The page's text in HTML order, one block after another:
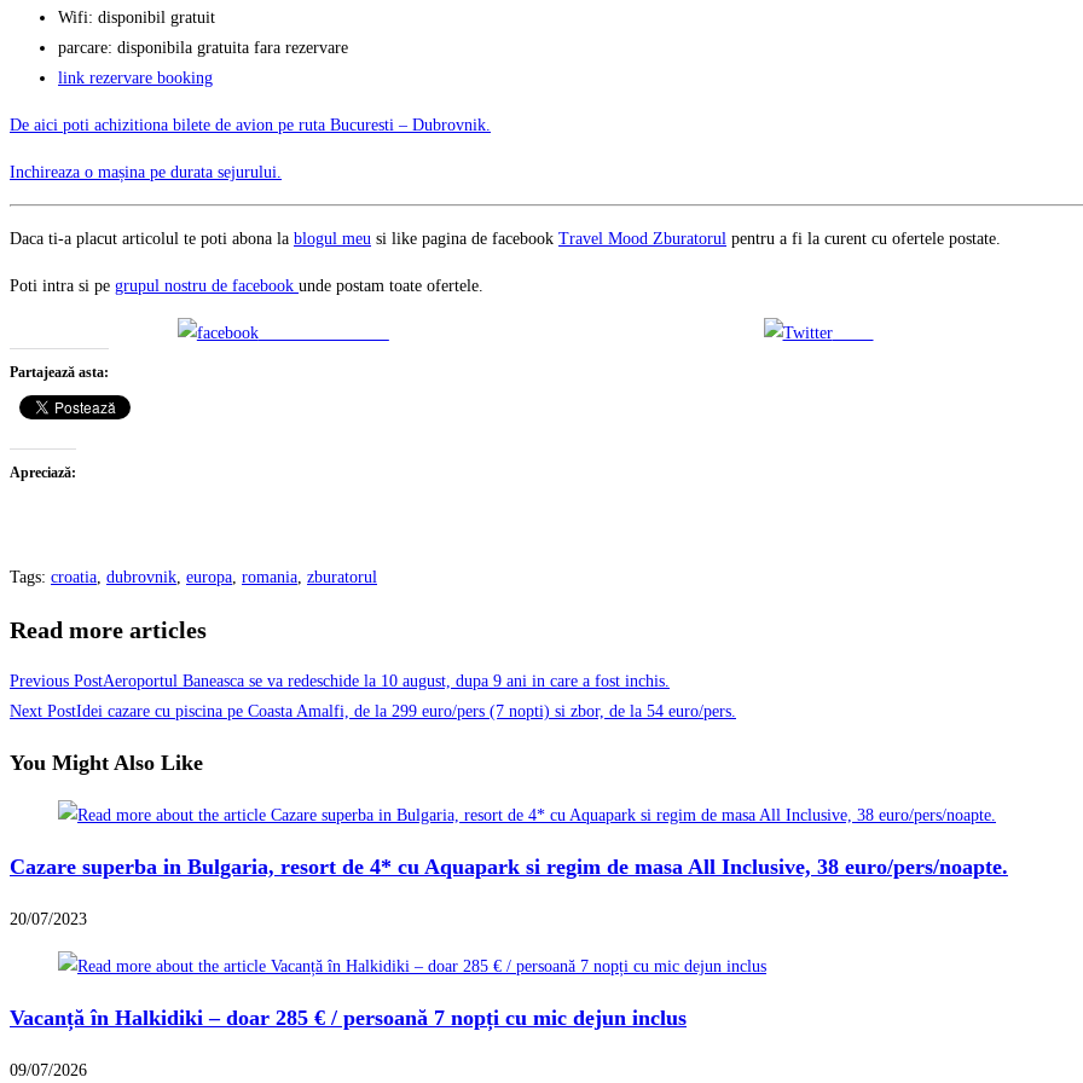
Wifi: disponibil gratuit
parcare: disponibila gratuita fara rezervare
link rezervare booking
De aici poti achizitiona bilete de avion pe ruta Bucuresti – Dubrovnik.
Inchireaza o mașina pe durata sejurului.
Daca ti-a placut articolul te poti abona la blogul meu si like pagina de facebook Travel Mood Zburatorul pentru a fi la curent cu ofertele postate.
Poti intra si pe grupul nostru de facebook unde postam toate ofertele.
Share on Facebook Tweet
Partajează asta:
Apreciază:
Tags: croatia, dubrovnik, europa, romania, zburatorul
Read more articles
Previous PostAeroportul Baneasca se va redeschide la 10 august, dupa 9 ani in care a fost inchis.
Next PostIdei cazare cu piscina pe Coasta Amalfi, de la 299 euro/pers (7 nopti) si zbor, de la 54 euro/pers.
You Might Also Like
Cazare superba in Bulgaria, resort de 4* cu Aquapark si regim de masa All Inclusive, 38 euro/pers/noapte.
20/07/2023
Vacanță în Halkidiki – doar 285 € / persoană 7 nopți cu mic dejun inclus
09/07/2026